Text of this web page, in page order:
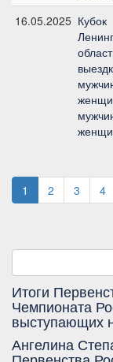
16.05.2025 Кубок
1 2 3 4
Итоги
Чемпионата
выступающих
Ангелина